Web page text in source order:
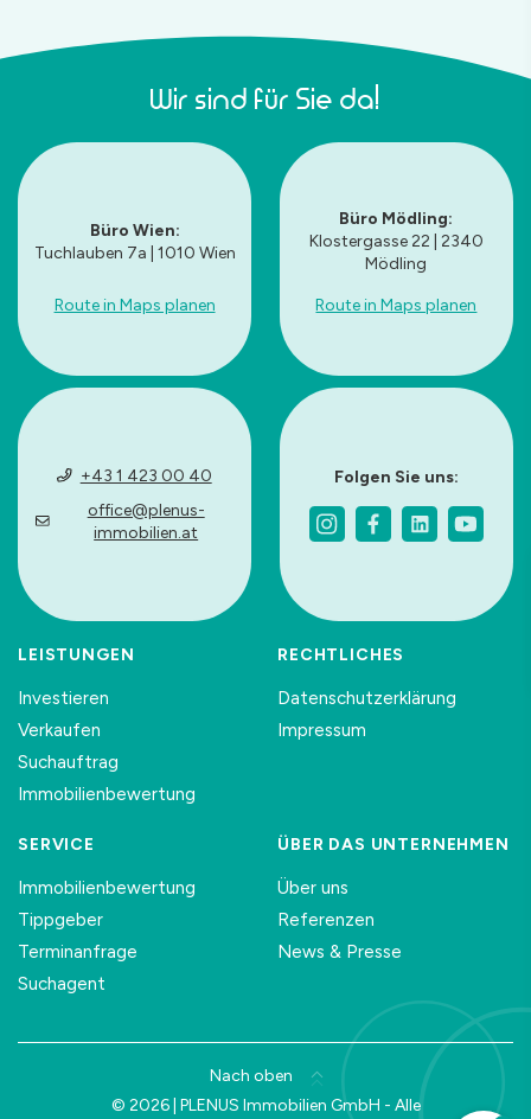
Wir sind für Sie da!
Büro Wien:
Tuchlauben 7a | 1010 Wien
Route in Maps planen
Büro Mödling:
Klostergasse 22 | 2340
Mödling
Route in Maps planen
+43 1 423 00 40
office@plenus-
immobilien.at
Folgen Sie uns:
LEISTUNGEN
Investieren
Verkaufen
Suchauftrag
Immobilienbewertung
RECHTLICHES
Datenschutzerklärung
Impressum
SERVICE
Immobilienbewertung
Tippgeber
Terminanfrage
Suchagent
ÜBER DAS UNTERNEHMEN
Über uns
Referenzen
News & Presse
Nach oben
© 2026 | PLENUS Immobilien GmbH - Alle